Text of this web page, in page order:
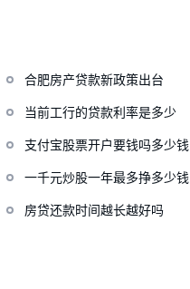
合肥房产贷款新政策出台
当前工行的贷款利率是多少
支付宝股票开户要钱吗多少钱
一千元炒股一年最多挣多少钱
房贷还款时间越长越好吗